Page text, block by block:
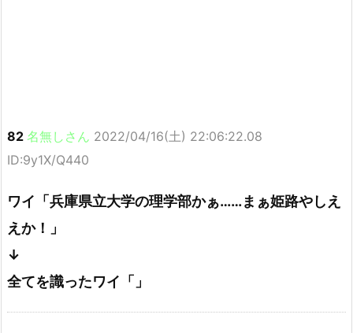
82 名無しさん 2022/04/16(土) 22:06:22.08
ID:9y1X/Q440
ワイ「兵庫県立大学の理学部かぁ……まぁ姫路やしえ
えか！」
↓
全てを識ったワイ「」